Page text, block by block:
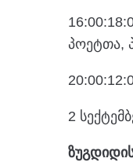
პოეტთა,
2